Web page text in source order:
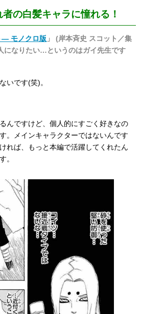
の白髪キャラに憧れる！
モノクロ版 」 (岸本斉史 スコット／集
になりたい…というのはガイ先生です
いです(笑)。
んですけど、個人的にすごく好きなの
。メインキャラクターではないんです
れば、もっと本編で活躍してくれたん
。